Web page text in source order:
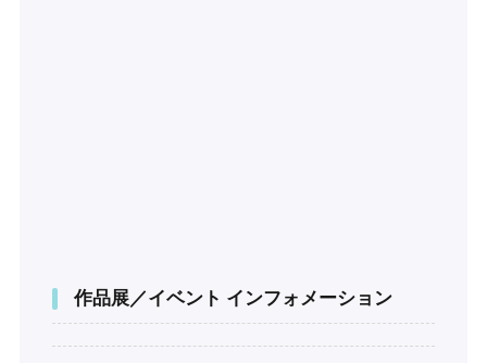
作品展／イベント インフォメーション